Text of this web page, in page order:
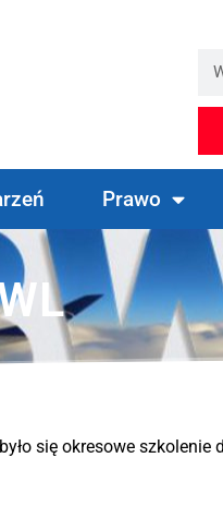
Prawo
się okresowe szkolenie